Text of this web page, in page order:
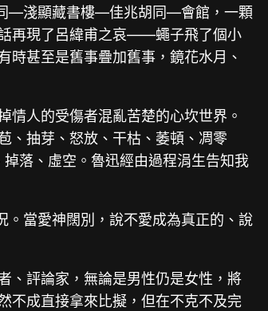
—淺顯藏書樓—佳兆胡同—會館，一顆
再現了呂緯甫之哀——蠅子飛了個小
時甚至是舊事疊加舊事，鏡花水月、
情人的受傷者混亂苦楚的心坎世界。
、抽芽、怒放、干枯、萎頓、凋零
落、虛空。魯迅經由過程涓生告知我
。當愛神闊別，說不愛成為真正的、說
、評論家，無論是男性仍是女性，將
不成直接拿來比擬，但在不克不及完